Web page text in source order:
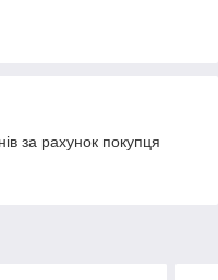
за рахунок покупця